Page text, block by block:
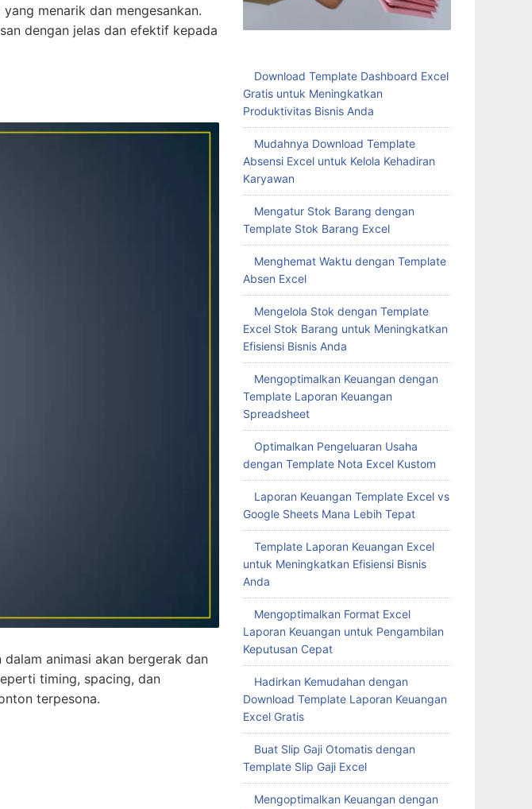
menarik dan mengesankan.
dengan jelas dan efektif kepada
animasi akan bergerak dan
timing, spacing, dan
terpesona.
Download Template Dashboard Excel
Gratis untuk Meningkatkan
Produktivitas Bisnis Anda
Mudahnya Download Template
Absensi Excel untuk Kelola Kehadiran
Karyawan
Mengatur Stok Barang dengan
Template Stok Barang Excel
Menghemat Waktu dengan Template
Absen Excel
Mengelola Stok dengan Template
Excel Stok Barang untuk Meningkatkan
Efisiensi Bisnis Anda
Mengoptimalkan Keuangan dengan
Template Laporan Keuangan
Spreadsheet
Optimalkan Pengeluaran Usaha
dengan Template Nota Excel Kustom
Laporan Keuangan Template Excel vs
Google Sheets Mana Lebih Tepat
Template Laporan Keuangan Excel
untuk Meningkatkan Efisiensi Bisnis
Anda
Mengoptimalkan Format Excel
Laporan Keuangan untuk Pengambilan
Keputusan Cepat
Hadirkan Kemudahan dengan
Download Template Laporan Keuangan
Excel Gratis
Buat Slip Gaji Otomatis dengan
Template Slip Gaji Excel
Mengoptimalkan Keuangan dengan